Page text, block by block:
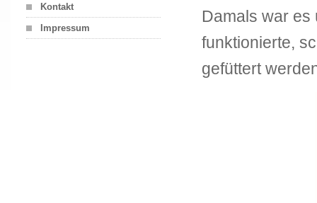
Kontakt
Impressum
Damals war es
funktionierte,
gefüttert